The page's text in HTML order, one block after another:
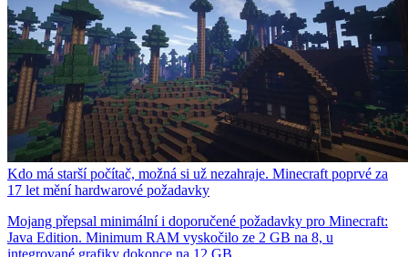
Kdo má starší počítač, možná si už nezahraje. Minecraft poprvé za
17 let mění hardwarové požadavky
Mojang přepsal minimální i doporučené požadavky pro Minecraft:
Java Edition. Minimum RAM vyskočilo ze 2 GB na 8, u
integrované grafiky dokonce na 12 GB.